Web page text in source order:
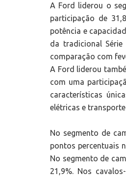
A Ford liderou o
participação de
potência e
da tradicional
comparação com
A Ford liderou
com uma
características
elétricas e
No segmento de
pontos percentuais
No segmento de
21,9%. Nos